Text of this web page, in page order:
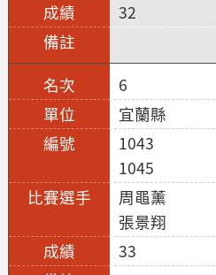
32
6
宜蘭縣
1043
1045
周黽薰
張景翔
33